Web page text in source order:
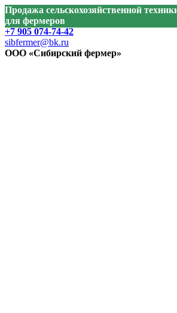
Продажа сельскохозяйственной
для фермеров
+7 905 074-74-42
sibfermer@bk.ru
ООО «Сибирский фермер»